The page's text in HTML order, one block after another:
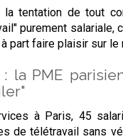
la tentation de tout
purement salariale,
part faire plaisir sur le
la PME
à Paris, 45
de télétravail sans